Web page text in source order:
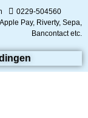
0229-504560
Pay, Riverty, Sepa,
Bancontact etc.